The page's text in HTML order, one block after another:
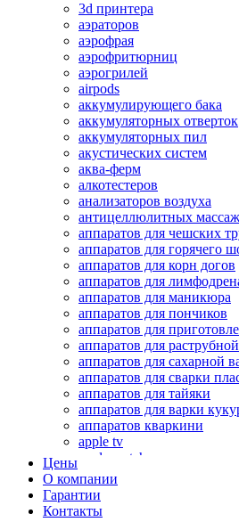
3d принтера
аэраторов
аэрофрая
аэрофритюрниц
аэрогрилей
airpods
аккумулирующего бака
аккумуляторных отверток
аккумуляторных пил
акустических систем
аква-ферм
алкотестеров
анализаторов воздуха
антицеллюлитных
аппаратов для чешских
аппаратов для горячего
аппаратов для корн догов
аппаратов для
аппаратов для маникюра
аппаратов для пончиков
аппаратов для
аппаратов для
аппаратов для сахарной
аппаратов для сварки
аппаратов для тайяки
аппаратов для варки
аппаратов кваркини
apple tv
apple watch
аромадиффузоров
аромастанций
ароматизаторов воздуха
аудиоплееров
Цены
О компании
Гарантии
Контакты